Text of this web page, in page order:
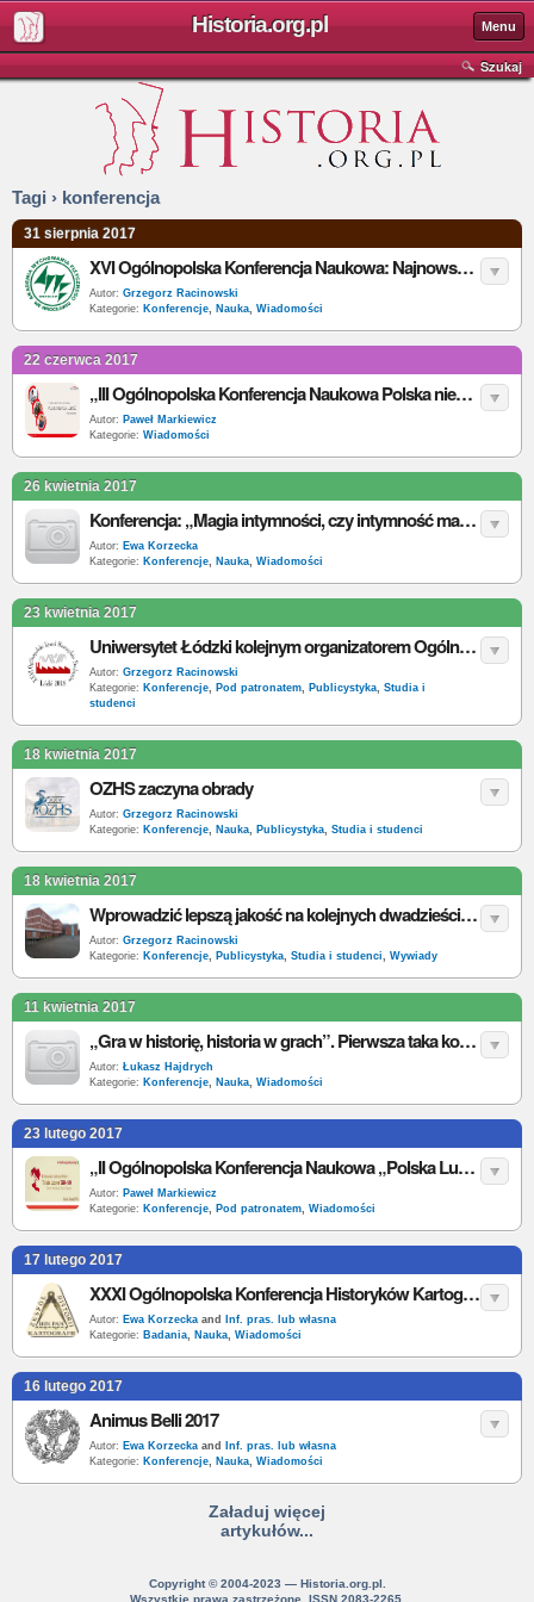
Historia.org.pl Menu
Szukaj
Tagi › konferencja
31 sierpnia 2017
XVI Ogólnopolska Konferencja Naukowa: Najnowsza historia kultury fizycznej Polski i Polonii
Autor: Grzegorz Racinowski
Kategorie: Konferencje, Nauka, Wiadomości
22 czerwca 2017
„III Ogólnopolska Konferencja Naukowa Polska niepodległość – droga do wolności” - zaproszenie
Autor: Paweł Markiewicz
Kategorie: Wiadomości
26 kwietnia 2017
Konferencja: „Magia intymności, czy intymność magii? Podróż przez wieki po światach magii i ars amandi”
Autor: Ewa Korzecka
Kategorie: Konferencje, Nauka, Wiadomości
23 kwietnia 2017
Uniwersytet Łódzki kolejnym organizatorem Ogólnopolskiego Zjazdu Historyków Studentów
Autor: Grzegorz Racinowski
Kategorie: Konferencje, Pod patronatem, Publicystyka, Studia i
studenci
18 kwietnia 2017
OZHS zaczyna obrady
Autor: Grzegorz Racinowski
Kategorie: Konferencje, Nauka, Publicystyka, Studia i studenci
18 kwietnia 2017
Wprowadzić lepszą jakość na kolejnych dwadzieścia lat – rozmawiamy z Komitetem Organizacyjnym XX Ogólnopolskiego Zjazdu Studentów Archiwistyki
Autor: Grzegorz Racinowski
Kategorie: Konferencje, Publicystyka, Studia i studenci, Wywiady
11 kwietnia 2017
„Gra w historię, historia w grach”. Pierwsza taka konferencja
Autor: Łukasz Hajdrych
Kategorie: Konferencje, Nauka, Wiadomości
23 lutego 2017
„II Ogólnopolska Konferencja Naukowa „Polska Ludowa” 1944-1989. Geneza – Stabilizacja – Kryzys – Upadek” - zaproszenie
Autor: Paweł Markiewicz
Kategorie: Konferencje, Pod patronatem, Wiadomości
17 lutego 2017
XXXI Ogólnopolska Konferencja Historyków Kartografii
Autor: Ewa Korzecka and
Inf. pras. lub własna
Kategorie: Badania, Nauka, Wiadomości
16 lutego 2017
Animus Belli 2017
Autor: Ewa Korzecka and
Inf. pras. lub własna
Kategorie: Konferencje, Nauka, Wiadomości
Załaduj więcej
artykułów...
Copyright © 2004-2023 — Historia.org.pl.
Wszystkie prawa zastrzeżone. ISSN 2083-2265.